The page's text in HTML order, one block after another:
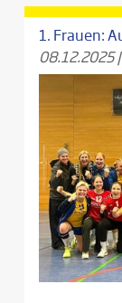
1. Frauen:
08.12.2025|